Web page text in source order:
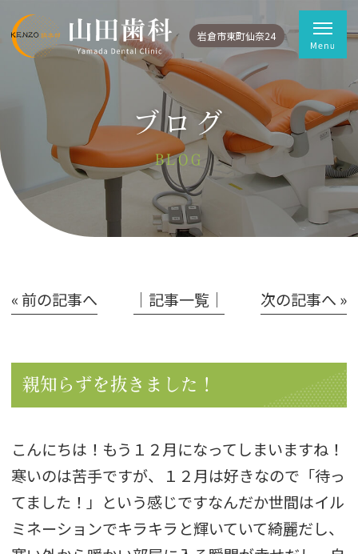
岩倉市東町仙奈24
ブログ
BLOG
« 前の記事へ │記事一覧│ 次の記事へ »
親知らずを抜きました！
こんにちは！もう１２月になってしまいますね！
寒いのは苦手ですが、１２月は好きなので「待っ
てました！」という感じですなんだか世間はイル
ミネーションでキラキラと輝いていて綺麗だし、